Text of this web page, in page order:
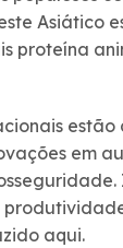
Asiático
proteína
estão
em
aqui.